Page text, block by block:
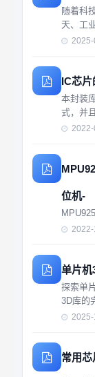
随着科
天、工
更应保
IC芯
本封装
式，并
LQFP：
位机-
单片
探索单
3D库的
的项目
常用